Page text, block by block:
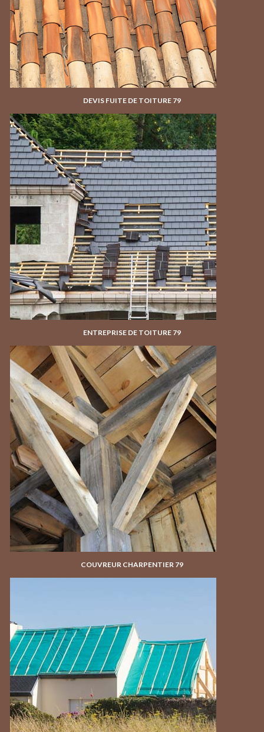
DEVIS FUITE DE TOITURE 79
ENTREPRISE DE TOITURE 79
COUVREUR CHARPENTIER 79